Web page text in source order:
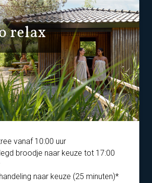
relax
vanaf 10:00 uur
broodje naar keuze tot 17:00
naar keuze (25 minuten)*